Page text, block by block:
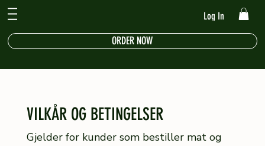
ORDER NOW
Log In
VILKÅR OG BETINGELSER
Gjelder for kunder som bestiller mat og